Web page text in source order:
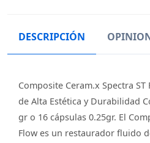
DESCRIPCIÓN
Composite Ceram.x Spectra
de Alta Estética y Durabilidad
gr o 16 cápsulas 0.25gr. El
Flow es un restaurador fluido